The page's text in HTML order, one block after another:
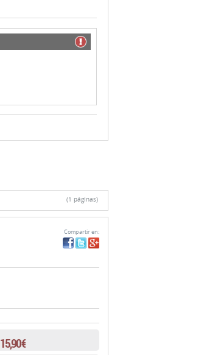
(1 páginas)
Compartir en:
15,90 €